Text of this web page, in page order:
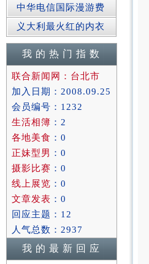
中华电信国际漫游费
义大利最火红的内衣
我 的 热 门 指 数
联合新闻网：台北市
加入日期：2008.09.25
会员编号：1232
生活相簿 ：2
各地美食 ：0
正妹型男 ：0
摄影比赛 ：0
线上展览 ：0
文章发表 ：0
回应主题：12
人气总数：2937
我 的 最 新 回 应